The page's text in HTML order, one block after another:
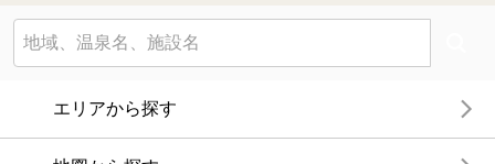
エリアから探す